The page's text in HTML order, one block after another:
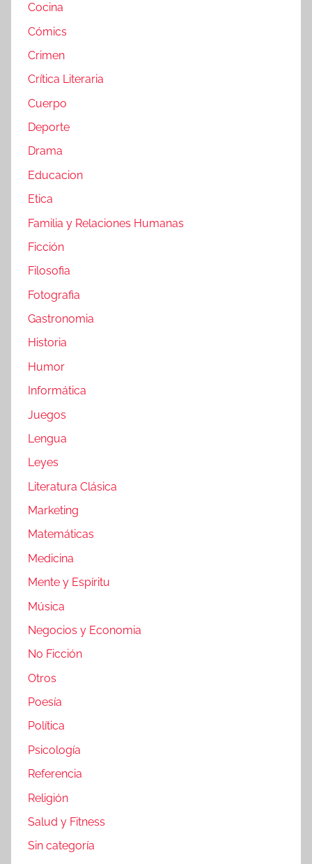
Cocina
Cómics
Crimen
Crítica Literaria
Cuerpo
Deporte
Drama
Educacion
Etica
Familia y Relaciones Humanas
Ficción
Filosofia
Fotografia
Gastronomia
Historia
Humor
Informática
Juegos
Lengua
Leyes
Literatura Clásica
Marketing
Matemáticas
Medicina
Mente y Espíritu
Música
Negocios y Economia
No Ficción
Otros
Poesía
Política
Psicología
Referencia
Religión
Salud y Fitness
Sin categoría